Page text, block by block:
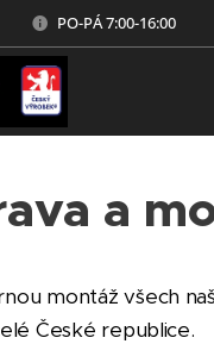
PO-PÁ 7:00-16:00
a
montáž všech
České republice.